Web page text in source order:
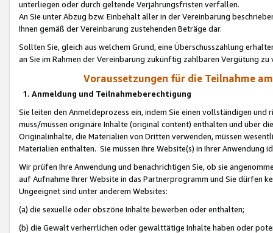
unterliegen oder durch geltende Verjährungsfristen verfallen.
An Sie unter Abzug bzw. Einbehalt aller in der Vereinbarung
Ihnen gemäß der Vereinbarung zustehenden Beträge dar.
Sollten Sie, gleich aus welchem Grund, eine Überschusszahlung
an Sie im Rahmen der Vereinbarung zukünftig zahlbaren Vergütung zu
Voraussetzungen für die Teilnahme
1. Anmeldung und Teilnahmeberechtigung
Sie leiten den Anmeldeprozess ein, indem Sie einen vollständigen
muss/müssen originäre Inhalte (original content) enthalten und über
Originalinhalte, die Materialien von Dritten verwenden, müssen
Materialien enthalten. Sie müssen Ihre Website(s) in Ihrer Anwendung
Wir prüfen Ihre Anwendung und benachrichtigen Sie, ob sie
auf Aufnahme Ihrer Website in das Partnerprogramm und Sie dürfen
Ungeeignet sind unter anderem Websites:
(a) die sexuelle oder obszöne Inhalte bewerben oder enthalten;
(b) die Gewalt verherrlichen oder gewalttätige Inhalte haben oder